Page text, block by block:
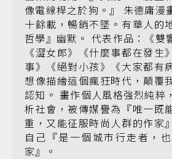
像電線桿之於狗。』 朱德庸漫
十餘載，暢銷不墜。有華人的
哲學』幽默。 代表作品：《雙
《澀女郎》《什麼事都在發生
事》《絕對小孩》《大家都有
想像描繪這個瘋狂時代，顛覆
認知。 畫作個人風格強烈純粹
析社會，被傳媒譽為『唯一既
重，又能征服時尚人群的作家
自己『是一個城市行走者，
家』。